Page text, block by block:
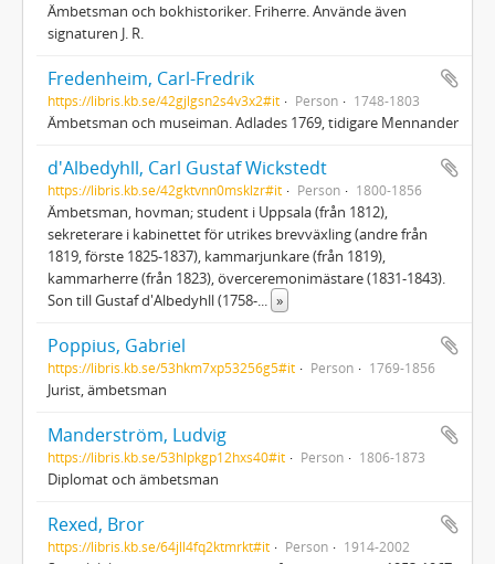
Ämbetsman och bokhistoriker. Friherre. Använde även
signaturen J. R.
Fredenheim, Carl-Fredrik
https://libris.kb.se/42gjlgsn2s4v3x2#it Person 1748-1803
Ämbetsman och museiman. Adlades 1769, tidigare Mennander
d'Albedyhll, Carl Gustaf Wickstedt
https://libris.kb.se/42gktvnn0msklzr#it Person 1800-1856
Ämbetsman, hovman; student i Uppsala (från 1812),
sekreterare i kabinettet för utrikes brevväxling (andre från
1819, förste 1825-1837), kammarjunkare (från 1819),
kammarherre (från 1823), överceremonimästare (1831-1843).
Son till Gustaf d'Albedyhll (1758-... »
Poppius, Gabriel
https://libris.kb.se/53hkm7xp53256g5#it Person 1769-1856
Jurist, ämbetsman
Manderström, Ludvig
https://libris.kb.se/53hlpkgp12hxs40#it Person 1806-1873
Diplomat och ämbetsman
Rexed, Bror
https://libris.kb.se/64jll4fq2ktmrkt#it Person 1914-2002